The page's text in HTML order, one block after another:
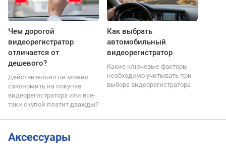
Чем дорогой
видеорегистратор
отличается от
дешевого?
Действительно ли можно
сэкономить на покупке
видеорегистратора или все-
таки скупой платит дважды?
Как выбрать
автомобильный
видеорегистратор
Какие ключевые факторы
необходимо учитывать при
выборе видеорегистратора
Аксессуары